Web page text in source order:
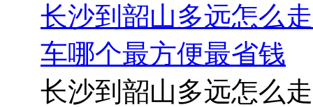
长沙到韶山多远怎么
车哪个最方便最省钱
长沙到韶山多远怎么